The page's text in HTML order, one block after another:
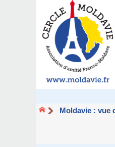
Moldavie : vue